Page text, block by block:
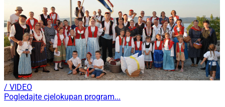
/ VIDEO
Pogledajte cjelokupan program...